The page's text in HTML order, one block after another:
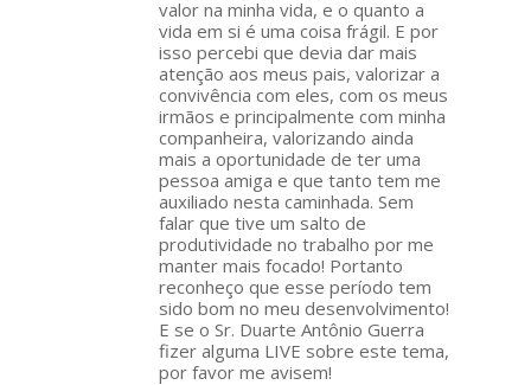
valor na minha vida, e o quanto a
vida em si é uma coisa frágil. E por
isso percebi que devia dar mais
atenção aos meus pais, valorizar a
convivência com eles, com os meus
irmãos e principalmente com minha
companheira, valorizando ainda
mais a oportunidade de ter uma
pessoa amiga e que tanto tem me
auxiliado nesta caminhada. Sem
falar que tive um salto de
produtividade no trabalho por me
manter mais focado! Portanto
reconheço que esse período tem
sido bom no meu desenvolvimento!
E se o Sr. Duarte Antônio Guerra
fizer alguma LIVE sobre este tema,
por favor me avisem!